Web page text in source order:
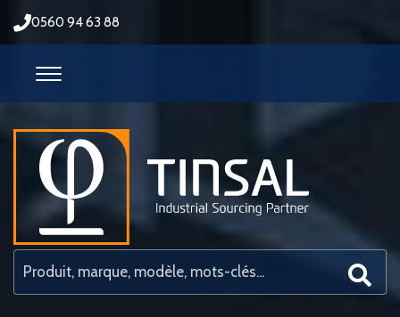
0560 94 63 88